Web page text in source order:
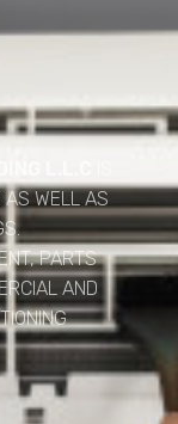
AS WELL AS
PARTS
AND